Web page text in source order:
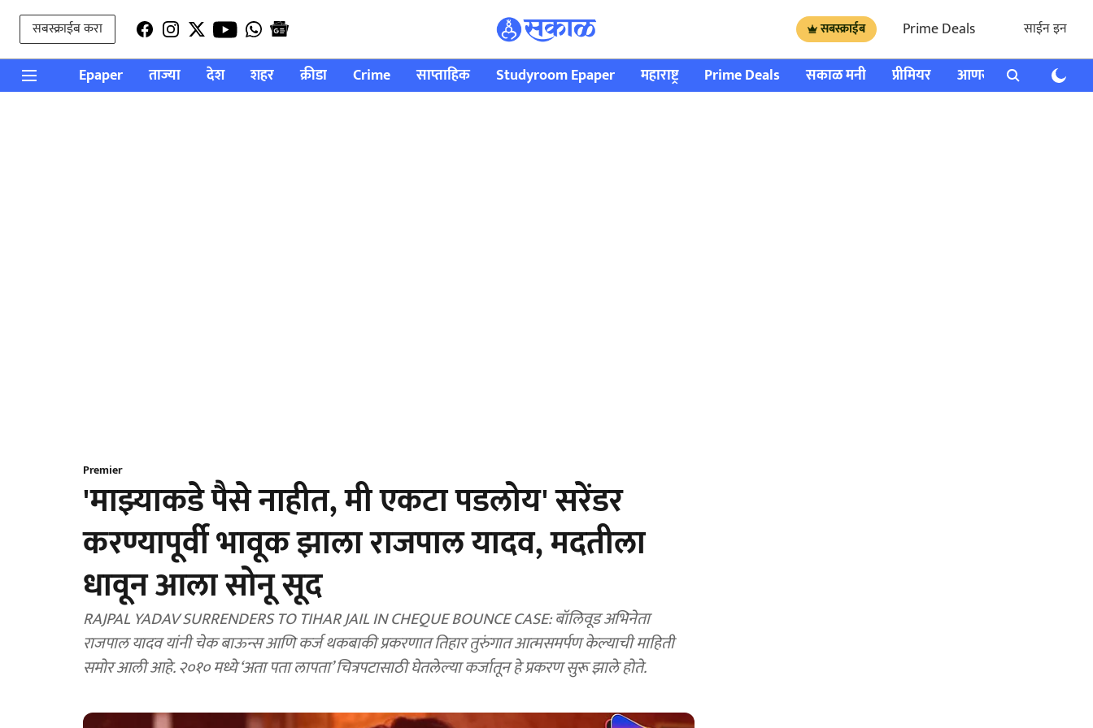
सबस्क्राईब करा सबस्क्राईब Prime Deals साईन इन
Epaper ताज्या देश शहर क्रीडा Crime साप्ताहिक Studyroom Epaper महाराष्ट्र Prime Deals सकाळ मनी प्रीमियर आणखी राशी भविष्य
Premier
'माझ्याकडे पैसे नाहीत, मी एकटा पडलोय' सरेंडर
करण्यापूर्वी भावूक झाला राजपाल यादव, मदतीला
धावून आला सोनू सूद
RAJPAL YADAV SURRENDERS TO TIHAR JAIL IN CHEQUE BOUNCE CASE: बॉलिवूड अभिनेता
राजपाल यादव यांनी चेक बाऊन्स आणि कर्ज थकबाकी प्रकरणात तिहार तुरुंगात आत्मसमर्पण केल्याची माहिती
समोर आली आहे. २०१० मध्ये ‘अता पता लापता’ चित्रपटासाठी घेतलेल्या कर्जातून हे प्रकरण सुरू झाले होते.